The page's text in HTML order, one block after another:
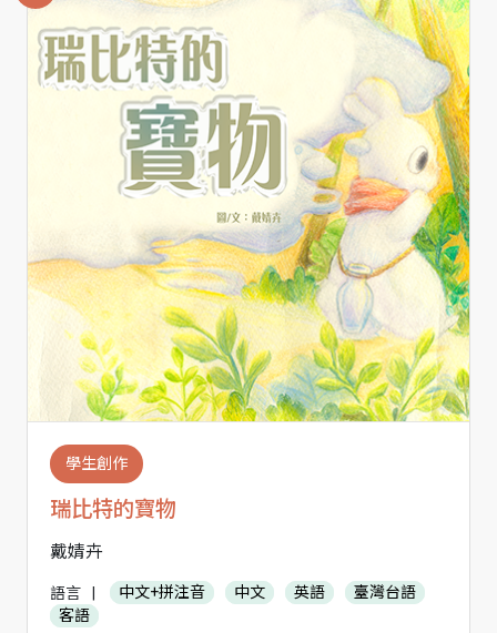
學生創作
瑞比特的寶物
戴婧卉
語言 | 中文+拼注音 中文 英語
臺灣台語
客語